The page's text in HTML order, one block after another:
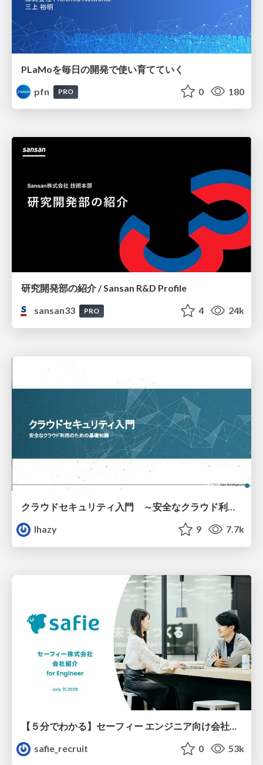
PLaMoを毎日の開発で使い育てていく
pfn
PRO 0 180
研究開発部の紹介 / Sansan R&D Profile
sansan33
PRO 4 24k
クラウドセキュリティ入門 ～安全なクラウド利用のための基礎知識～
lhazy
9 7.7k
safie_recruit
0 53k